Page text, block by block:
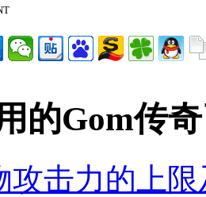
的Gom传
攻击力的上